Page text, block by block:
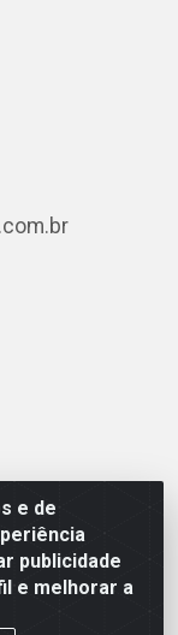
e de
publicidade
e melhorar a